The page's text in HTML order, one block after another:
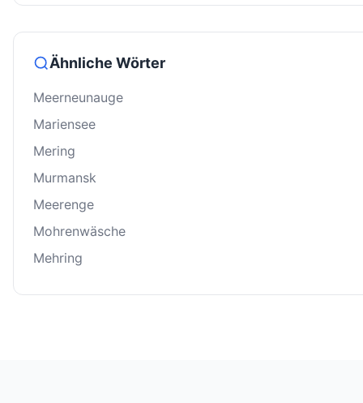
Ähnliche Wörter
Meerneunauge
Mariensee
Mering
Murmansk
Meerenge
Mohrenwäsche
Mehring